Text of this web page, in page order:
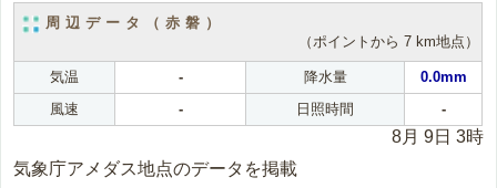
周辺データ（赤磐）
（ポイントから 7 km地点）
気温 - 降水量
0.0mm
風速
- 日照時間 -
8月 9日 3時
気象庁アメダス地点のデータを掲載